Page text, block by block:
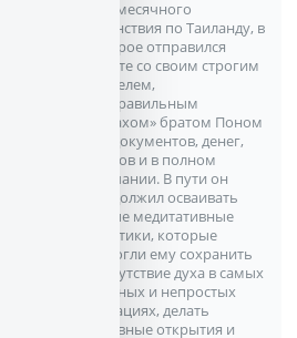
двухмесячного
странствия по Таиланду, в
которое отправился
вместе со своим строгим
учителем,
«неправильным
монахом» братом Поном
без документов, денег,
планов и в полном
молчании. В пути он
продолжил осваивать
новые медитативные
практики, которые
помогли ему сохранить
присутствие духа в самых
опасных и непростых
ситуациях, делать
духовные открытия и